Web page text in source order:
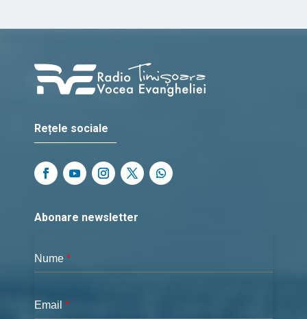
Rețele sociale
Abonare newsletter
Nume *
Email *